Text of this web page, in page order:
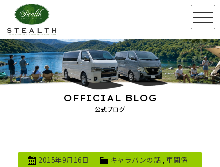
公式ブログ
OFFICIAL BLOG
2015年9月16日 キャラバンの話 , 車関係